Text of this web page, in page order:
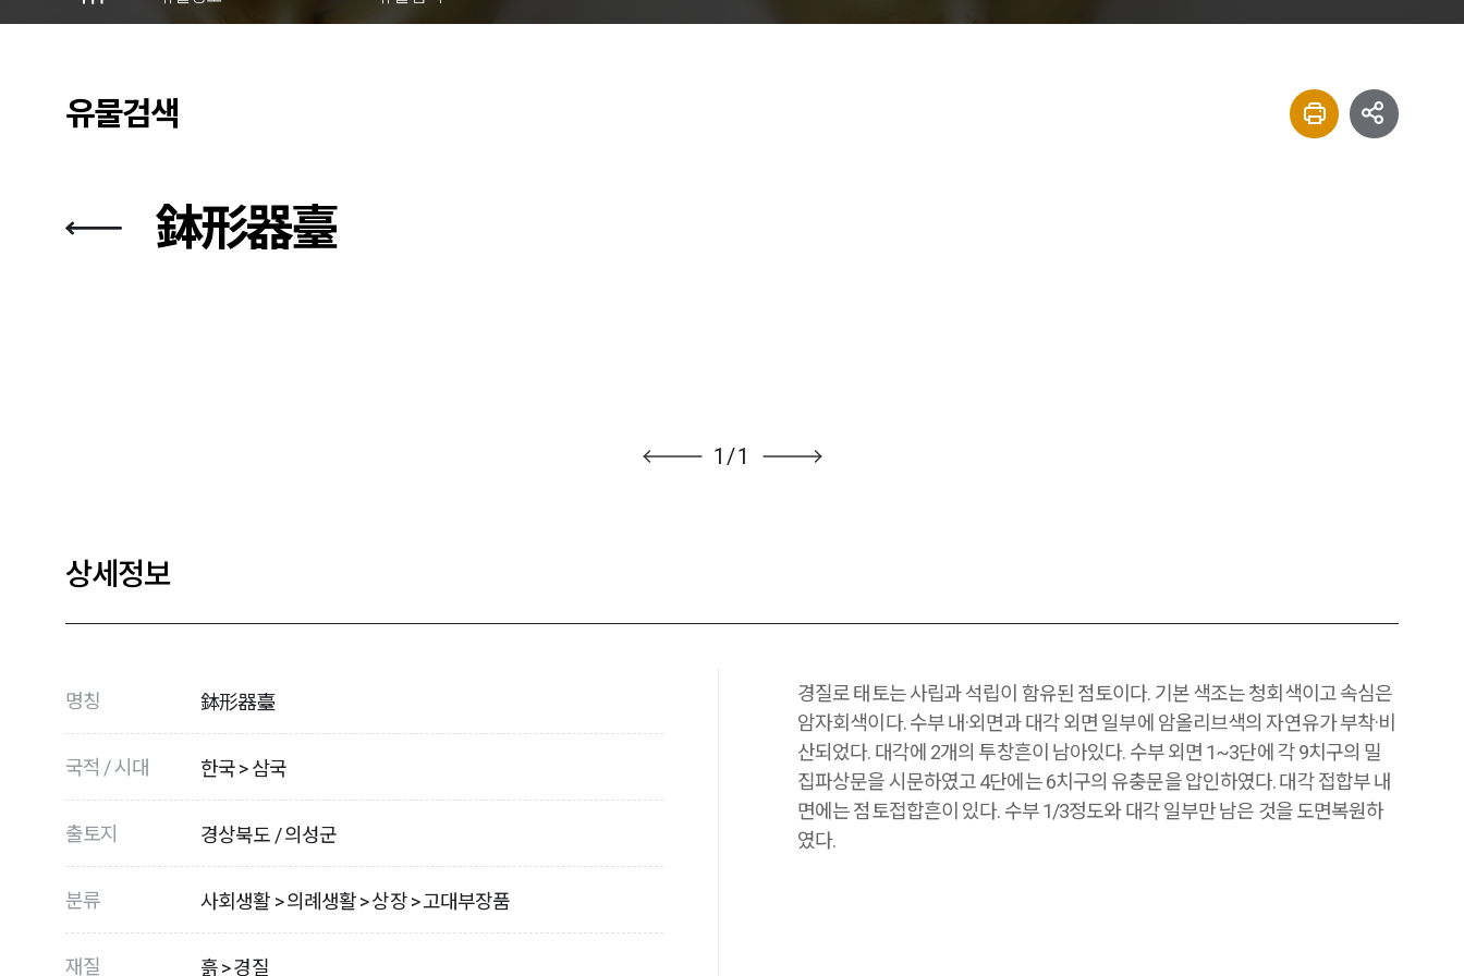
유물검색
鉢形器臺
1/1
상세정보
명칭 鉢形器臺
국적 / 시대 한국 > 삼국
출토지 경상북도 / 의성군
분류 사회생활 > 의례생활 > 상장 > 고대부장품
재질 흙 > 경질
경질로 태토는 사립과 석립이 함유된 점토이다. 기본 색조는 청회색이고 속심은
암자회색이다. 수부 내·외면과 대각 외면 일부에 암올리브색의 자연유가 부착·비
산되었다. 대각에 2개의 투창흔이 남아있다. 수부 외면 1~3단에 각 9치구의 밀
집파상문을 시문하였고 4단에는 6치구의 유충문을 압인하였다. 대각 접합부 내
면에는 점토접합흔이 있다. 수부 1/3정도와 대각 일부만 남은 것을 도면복원하
였다.